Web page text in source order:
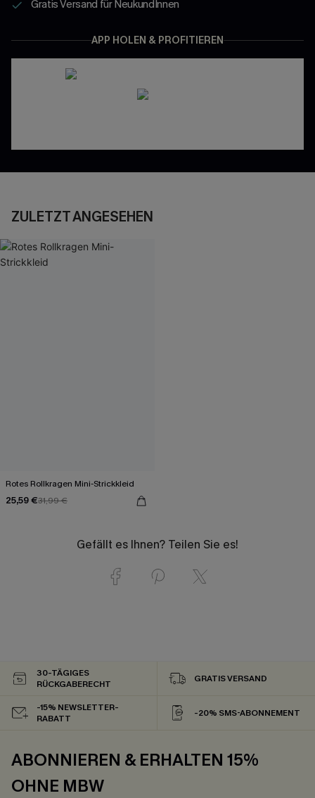
Gratis Versand für NeukundInnen
APP HOLEN & PROFITIEREN
ZULETZT ANGESEHEN
Rotes Rollkragen Mini-Strickkleid
25,59 €31,99 €
Gefällt es Ihnen? Teilen Sie es!
30-TÄGIGES
RÜCKGABERECHT
GRATIS VERSAND
-15% NEWSLETTER-
RABATT
-20% SMS-ABONNEMENT
ABONNIEREN & ERHALTEN 15%
OHNE MBW